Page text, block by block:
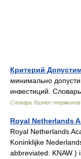
Критерий
минимально
инвестиций.
Словарь бизнес-терминов
Royal Netherlands
Royal Netherlands
Koninklijke
abbreviated: KNAW )